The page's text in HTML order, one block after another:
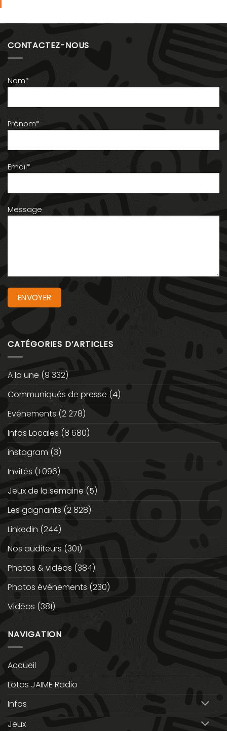
CONTACTEZ-NOUS
Nom*
Prénom*
Email*
Message
CATÉGORIES D’ARTICLES
A la une (9 332)
Communiqués de presse (4)
Evénements (2 278)
Infos Locales (8 680)
instagram (3)
Invités (1 096)
Jeux de la semaine (5)
Les gagnants (2 828)
Linkedin (244)
Nos auditeurs (301)
Photos & vidéos (384)
Photos événements (230)
Vidéos (381)
NAVIGATION
Accueil
Lotos JAIME Radio
Infos
Jeux